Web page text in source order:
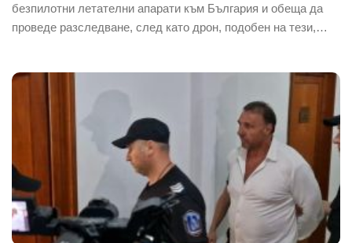
безпилотни летателни апарати към България и обеща да
проведе разследване, след като дрон, подобен на тези,…